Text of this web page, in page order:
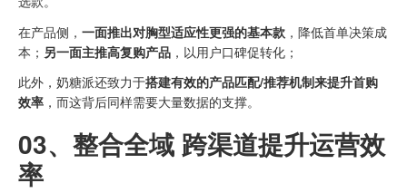
在产品侧， 一面推出对胸型适应性更强的基本款 ，降低首单决策成
本； 另一面主推高复购产品 ，以用户口碑促转化；
此外，奶糖派还致力于搭建有效的产品匹配/推荐机制来提升首购
效率 ，而这背后同样需要大量数据的支撑。
03、 整合全域 跨渠道提升运营效
率